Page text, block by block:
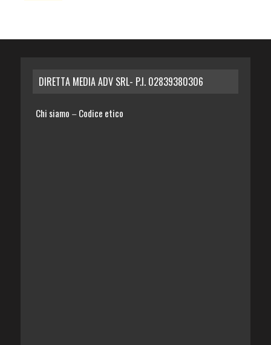
DIRETTA MEDIA ADV SRL- P.I. 02839380306
Chi siamo – Codice etico